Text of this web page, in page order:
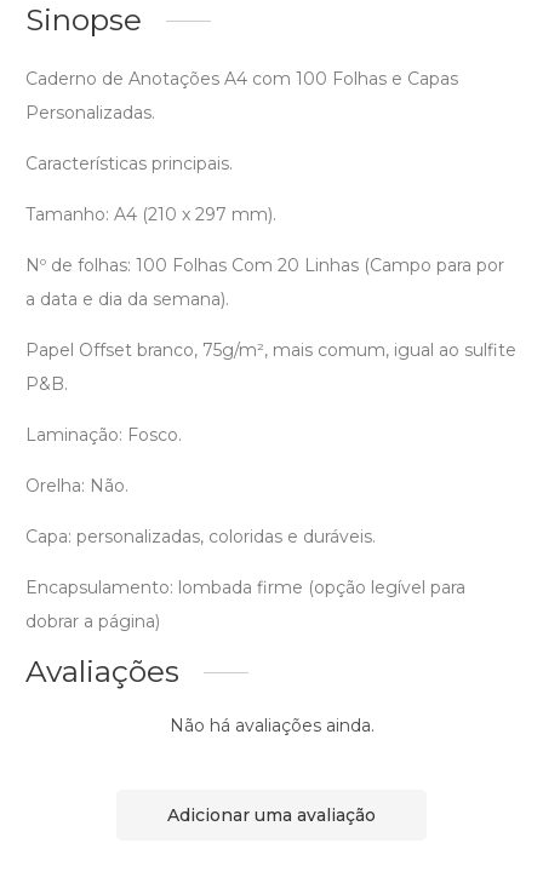
Sinopse
Caderno de Anotações A4 com 100 Folhas e Capas
Personalizadas.
Características principais.
Tamanho: A4 (210 x 297 mm).
Nº de folhas: 100 Folhas Com 20 Linhas (Campo para por
a data e dia da semana).
Papel Offset branco, 75g/m², mais comum, igual ao sulfite
P&B.
Laminação: Fosco.
Orelha: Não.
Capa: personalizadas, coloridas e duráveis.
Encapsulamento: lombada firme (opção legível para
dobrar a página)
Avaliações
Não há avaliações ainda.
Adicionar uma avaliação